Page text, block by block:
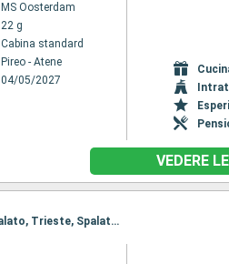
MS Oosterdam
22 g
Cabina standard
Pireo - Atene
04/05/2027
VEDERE
Itinerario : Civitavecchia - Roma, Napoli, Palermo, Messina, Corfu, Kotor, Dubrovnik, Spalato, Trieste, Spalato, Dubrovnik, Santorini, Mykonos, Kos, Kusadasi, Istanbul, Pireo - Atene